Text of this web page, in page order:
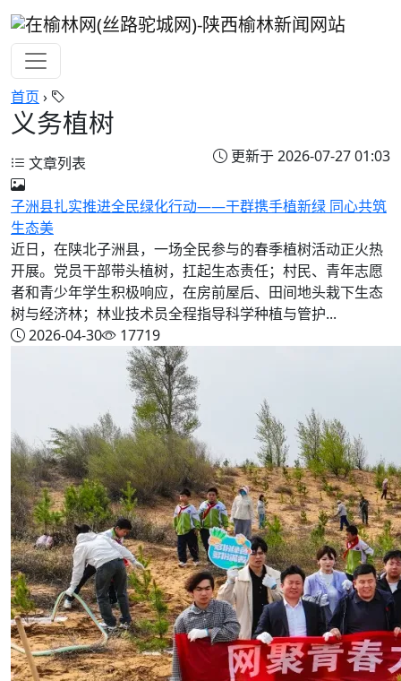
首页 ›
义务植树
更新于 2026-07-27 01:03
文章列表
子洲县扎实推进全民绿化行动——干群携手植新绿 同心共筑
生态美
近日，在陕北子洲县，一场全民参与的春季植树活动正火热
开展。党员干部带头植树，扛起生态责任；村民、青年志愿
者和青少年学生积极响应，在房前屋后、田间地头栽下生态
树与经济林；林业技术员全程指导科学种植与管护...
2026-04-30
17719